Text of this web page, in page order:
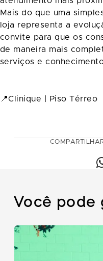
Mais do que uma
loja representa a
convite para que os
de maneira mais
serviços e
📍Clinique | Piso Térreo
Você pode